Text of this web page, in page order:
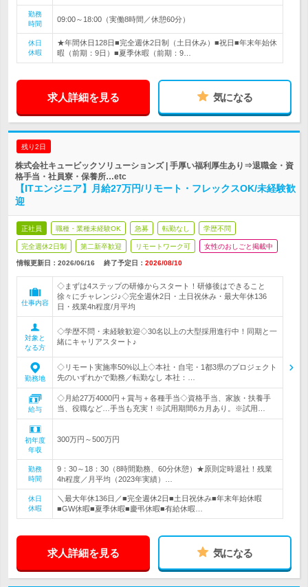
勤務
時間
09:00～18:00（実働8時間／休憩60分）
休日
休暇
★年間休日128日■完全週休2日制（土日休み）■祝日■年末年始休
暇（前期：9日）■夏季休暇（前期：9…
求人詳細を見る 気になる
残り2日
株式会社キュービックソリューションズ | 手厚い福利厚生あり⇒退職金・資
格手当・社員寮・保養所…etc
【ITエンジニア】月給27万円/リモート・フレックスOK/未経験歓
迎
正社員 職種・業種未経験OK 急募 転勤なし 学歴不問
完全週休2日制 第二新卒歓迎 リモートワーク可 女性のおしごと掲載中
情報更新日：2026/06/16 終了予定日： 2026/08/10
仕事内容
◇まずは4ステップの研修からスタート！研修後はできること
徐々にチャレンジ♪◇完全週休2日・土日祝休み・最大年休136
日・残業4h程度/月平均
対象と
なる方
◇学歴不問・未経験歓迎◇30名以上の大型採用進行中！同期と一
緒にキャリアスタート♪
勤務地
◇リモート実施率50%以上◇本社・自宅・1都3県のプロジェクト
先のいずれかで勤務／転勤なし 本社：…
給与
◇月給27万4000円＋賞与＋各種手当◇資格手当、家族・扶養手
当、役職など…手当も充実！※試用期間6カ月あり。※試用…
初年度
年収
300万円～500万円
勤務
時間
9：30～18：30（8時間勤務、60分休憩）★原則定時退社！残業
4h程度／月平均（2023年実績）…
休日
休暇
＼最大年休136日／■完全週休2日■土日祝休み■年末年始休暇
■GW休暇■夏季休暇■慶弔休暇■有給休暇…
求人詳細を見る 気になる